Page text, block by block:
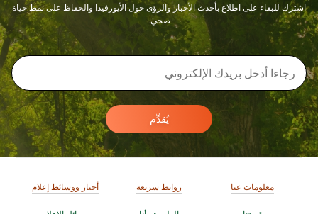
اشترك للبقاء على اطلاع بأحدث الأخبار والرؤى حول الأيورفيدا والحفاظ على نمط حياة
صحي.
يُقدِّم
معلومات عنا روابط سريعة أخبار ووسائط إعلام